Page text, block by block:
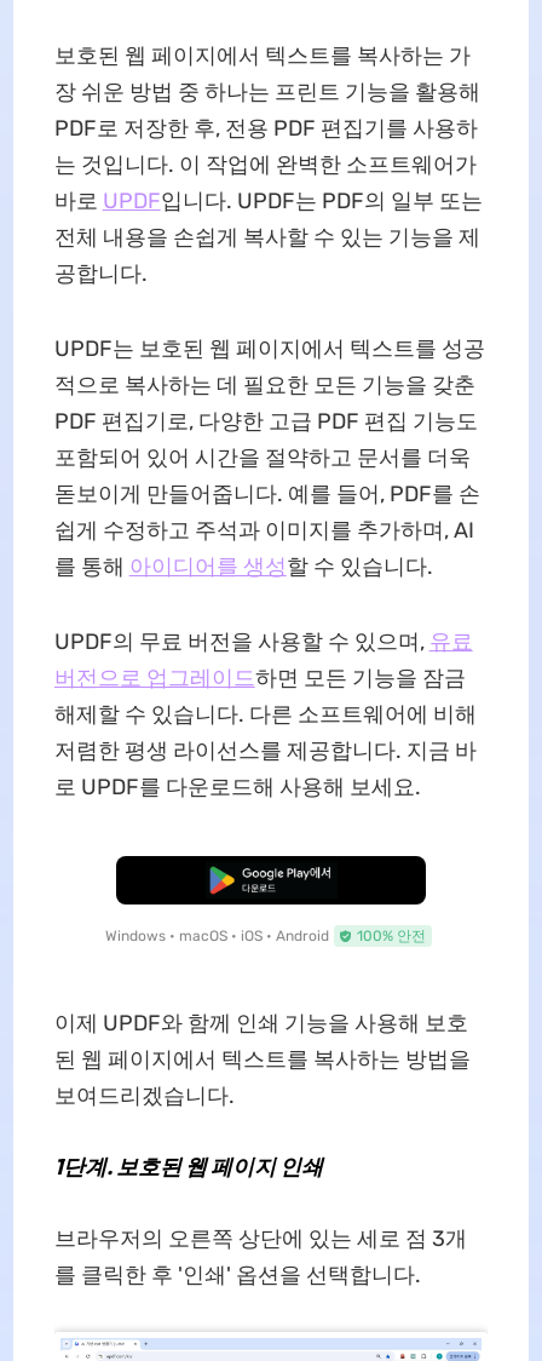
보호된 웹 페이지에서 텍스트를 복사하는 가
장 쉬운 방법 중 하나는 프린트 기능을 활용해
PDF로 저장한 후, 전용 PDF 편집기를 사용하
는 것입니다. 이 작업에 완벽한 소프트웨어가
바로 UPDF입니다. UPDF는 PDF의 일부 또는
전체 내용을 손쉽게 복사할 수 있는 기능을 제
공합니다.
UPDF는 보호된 웹 페이지에서 텍스트를 성공
적으로 복사하는 데 필요한 모든 기능을 갖춘
PDF 편집기로, 다양한 고급 PDF 편집 기능도
포함되어 있어 시간을 절약하고 문서를 더욱
돋보이게 만들어줍니다. 예를 들어, PDF를 손
쉽게 수정하고 주석과 이미지를 추가하며, AI
를 통해 아이디어를 생성할 수 있습니다.
UPDF의 무료 버전을 사용할 수 있으며, 유료
버전으로 업그레이드하면 모든 기능을 잠금
해제할 수 있습니다. 다른 소프트웨어에 비해
저렴한 평생 라이선스를 제공합니다. 지금 바
로 UPDF를 다운로드해 사용해 보세요.
무료로 다운로드
Windows • macOS • iOS • Android 100% 안전
이제 UPDF와 함께 인쇄 기능을 사용해 보호
된 웹 페이지에서 텍스트를 복사하는 방법을
보여드리겠습니다.
1단계. 보호된 웹 페이지 인쇄
브라우저의 오른쪽 상단에 있는 세로 점 3개
를 클릭한 후 '인쇄' 옵션을 선택합니다.